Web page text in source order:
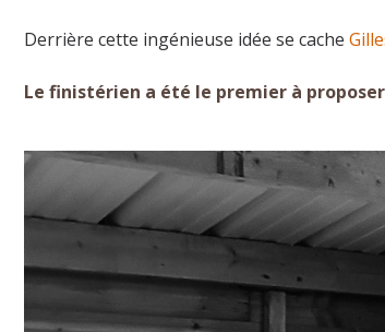
Derrière cette ingénieuse idée se cache
Le finistérien a été le premier à